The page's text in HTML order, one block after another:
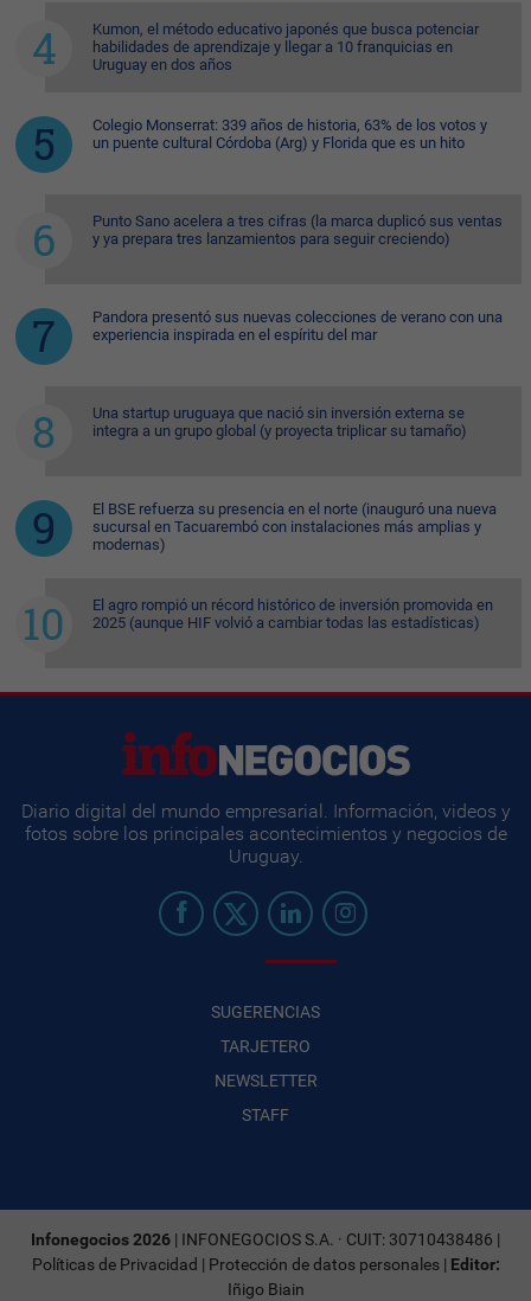
Kumon, el método educativo japonés que busca potenciar
habilidades de aprendizaje y llegar a 10 franquicias en
Uruguay en dos años
Colegio Monserrat: 339 años de historia, 63% de los votos y
un puente cultural Córdoba (Arg) y Florida que es un hito
Punto Sano acelera a tres cifras (la marca duplicó sus ventas
y ya prepara tres lanzamientos para seguir creciendo)
Pandora presentó sus nuevas colecciones de verano con una
experiencia inspirada en el espíritu del mar
Una startup uruguaya que nació sin inversión externa se
integra a un grupo global (y proyecta triplicar su tamaño)
El BSE refuerza su presencia en el norte (inauguró una nueva
sucursal en Tacuarembó con instalaciones más amplias y
modernas)
El agro rompió un récord histórico de inversión promovida en
2025 (aunque HIF volvió a cambiar todas las estadísticas)
Diario digital del mundo empresarial. Información, videos y
fotos sobre los principales acontecimientos y negocios de
Uruguay.
SUGERENCIAS
TARJETERO
NEWSLETTER
STAFF
Infonegocios 2026 | INFONEGOCIOS S.A. · CUIT: 30710438486 |
Políticas de Privacidad | Protección de datos personales| Editor:
Iñigo Biain